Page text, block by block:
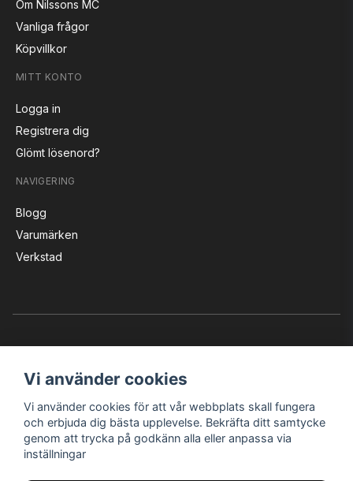
Om Nilssons MC
Vanliga frågor
Köpvillkor
MITT KONTO
Logga in
Registrera dig
Glömt lösenord?
NAVIGERING
Blogg
Varumärken
Verkstad
Instagram Facebook YouTube
Vi använder cookies
Vi använder cookies för att vår webbplats skall fungera
och erbjuda dig bästa upplevelse. Bekräfta ditt samtycke
genom att trycka på godkänn alla eller anpassa via
inställningar